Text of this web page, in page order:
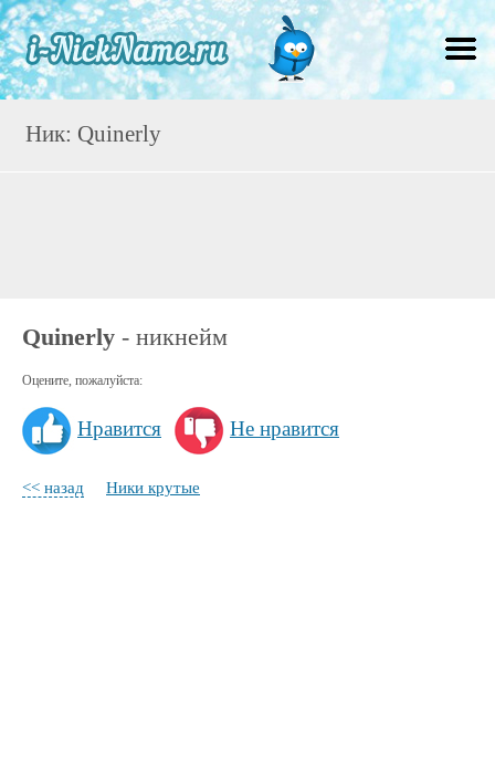
Ник: Quinerly
Quinerly - никнейм
Оцените, пожалуйста:
Нравится Не нравится
<< назад Ники крутые